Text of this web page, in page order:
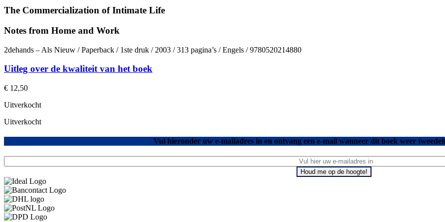
The Commercialization of Intimate Life
Notes from Home and Work
2dehands – Als Nieuw / Paperback / 1ste druk / 2003 / 313 pagina’s / Engels / 9780520214880
Uitleg over de kwaliteit van het boek
€ 12,50
Uitverkocht
Uitverkocht
Vul hieronder uw e-mailadres in en ontvang een e-mail wanneer dit boek weer
Houd me op de hoogte!